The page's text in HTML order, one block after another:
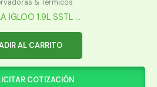
& Térmicos
IGLOO 1.9L SSTL ...
AL CARRITO
COTIZACIÓN